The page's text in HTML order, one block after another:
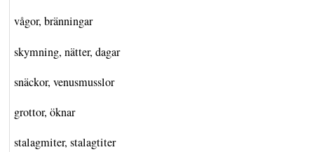
vågor, bränningar
skymning, nätter, dagar
snäckor, venusmusslor
grottor, öknar
stalagmiter, stalagtiter